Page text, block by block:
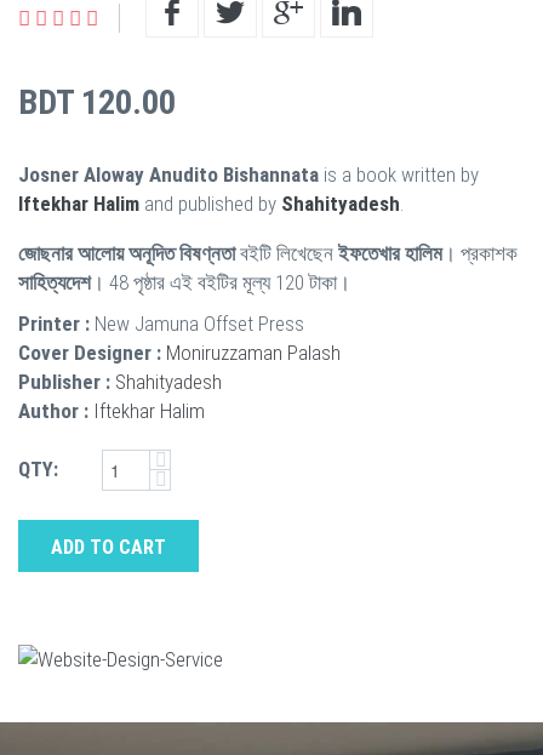
BDT 120.00
Josner Aloway Anudito Bishannata is a book written by
Iftekhar Halim and published by Shahityadesh
জোছনার আলোয় অনূদিত বিষণ্নতাবইটি লিখেছেনইফতেখার হালিম। প্রকাশক
সাহিত্যদেশ। 48 পৃষ্ঠার এই বইটির মূল্য 120 টাকা।
Printer : New Jamuna Offset Press
Cover Designer : Moniruzzaman Palash
Publisher : Shahityadesh
Author : Iftekhar Halim
QTY:
ADD TO CART